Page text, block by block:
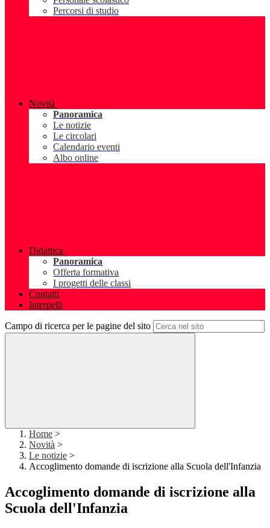
Percorsi di studio
Novità
Panoramica
Le notizie
Le circolari
Calendario eventi
Albo online
Didattica
Panoramica
Offerta formativa
I progetti delle classi
Contatti
Interpelli
Campo di ricerca per le pagine del sito
Home >
Novità >
Le notizie >
Accoglimento domande di iscrizione alla Scuola dell'Infanzia
Accoglimento domande di iscrizione alla
Scuola dell'Infanzia